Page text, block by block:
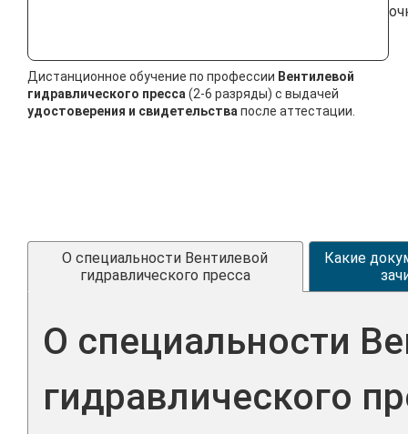
Дистанционное обучение по профессии Вентилевой
гидравлического пресса(2-6 разряды) с выдачей
удостоверения и свидетельствапосле аттестации.
О специальности Вентилевой
гидравлического пресса
Какие
О специальности
гидравлического